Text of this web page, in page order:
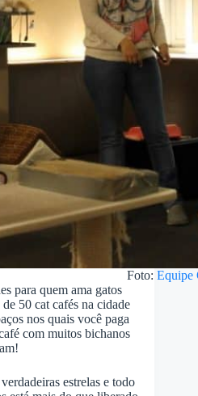
Foto: Equipe
para quem ama gatos
50 cat cafés na cidade
nos quais você paga
com muitos bichanos
estrelas e todo